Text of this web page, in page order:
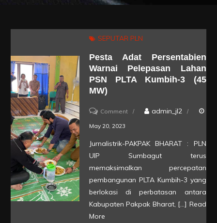
SEPUTAR PLN
Pesta Adat Persentabien
Warnai Pelepasan Lahan
PSN PLTA Kumbih-3 (45
MW)
Commenton
Warnai
Pelepasan
Lahan
PSN
admin_jl2
May 20, 2023
Jurnalistrik-PAKPAK BHARAT : PLN
UIP Sumbagut terus
memaksimalkan percepatan
pembangunan PLTA Kumbih-3 yang
berlokasi di perbatasan antara
Kabupaten Pakpak Bharat, […] Read
More